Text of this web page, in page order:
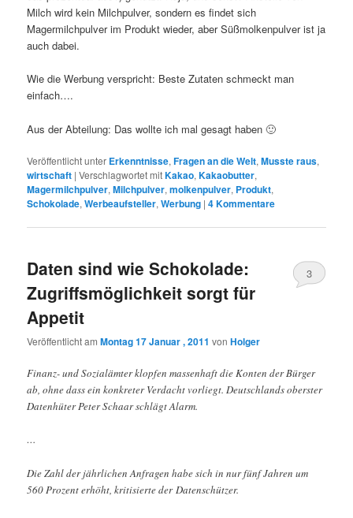
Milch wird kein Milchpulver, sondern es findet sich
Magermilchpulver im Produkt wieder, aber Süßmolkenpulver ist ja
auch dabei.
Wie die Werbung verspricht: Beste Zutaten schmeckt man
einfach….
Aus der Abteilung: Das wollte ich mal gesagt haben 🙂
Veröffentlicht unter Erkenntnisse,Fragen an die Welt,Musste raus,
wirtschaft |Verschlagwortet mitKakao,Kakaobutter,
Magermilchpulver,Milchpulver,molkenpulver, Produkt,
Schokolade,Werbeaufsteller,Werbung |4Kommentare
Daten sind wie Schokolade:
Zugriffsmöglichkeit sorgt für
Appetit
Veröffentlicht amMontag 17 Januar , 2011 vonHolger
3
Finanz- und Sozialämter klopfen massenhaft die Konten der Bürger
ab, ohne dass ein konkreter Verdacht vorliegt. Deutschlands oberster
Datenhüter Peter Schaar schlägt Alarm.
…
Die Zahl der jährlichen Anfragen habe sich in nur fünf Jahren um
560 Prozent erhöht, kritisierte der Datenschützer.